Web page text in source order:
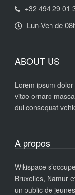
+32 494 29 01
Lun-Ven de
ABOUT US
Lorem ipsum
vitae ornare
dui consequat
A propos
Wikispace
Bruxelles, Namur
un public de